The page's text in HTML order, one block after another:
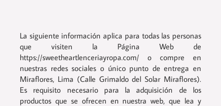
La siguiente información aplica para todas las personas
que visiten la Página Web de
https://sweetheartlenceriayropa.com/ o compre en
nuestras redes sociales o único punto de entrega en
Miraflores, Lima (Calle Grimaldo del Solar Miraflores).
Es requisito necesario para la adquisición de los
productos que se ofrecen en nuestra web, que lea y